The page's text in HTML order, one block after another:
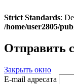
Strict Standards:
/home/user2805/
Отправить
Закрыть окно
E-mail адресата